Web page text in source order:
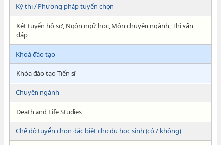
Kỳ thi / Phương pháp tuyển chọn
Xét tuyển hồ sơ, Ngôn ngữ học, Môn chuyên ngành, Thi vấn
đáp
Khoá đào tạo
Khóa đào tạo Tiến sĩ
Chuyên ngành
Death and Life Studies
Chế độ tuyển chọn đăc biệt cho du học sinh (có / không)